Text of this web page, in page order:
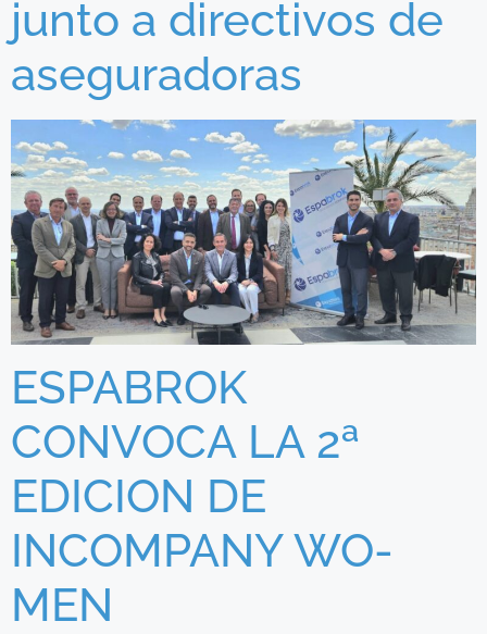
junto a directivos de
aseguradoras
ESPABROK
CONVOCA LA 2ª
EDICION DE
INCOMPANY WO-
MEN